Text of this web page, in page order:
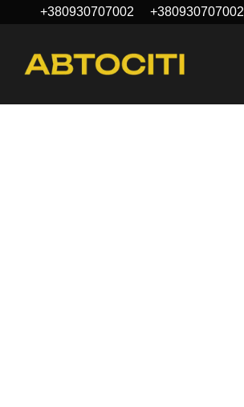
Перейти к основному контенту
+380930707002 +380930707002